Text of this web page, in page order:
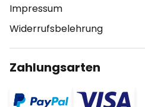
Impressum
Widerrufsbelehrung
Zahlungsarten